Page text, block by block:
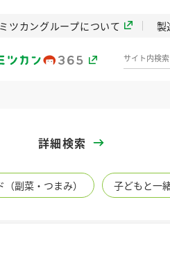
史
でのミ
ツカングループについて 製
詳細検索
副菜・つまみ） 子どもと一